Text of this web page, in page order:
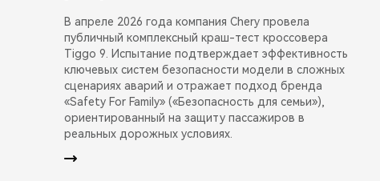
В апреле 2026 года компания Chery провела
публичный комплексный краш-тест кроссовера
Tiggo 9. Испытание подтверждает эффективность
ключевых систем безопасности модели в сложных
сценариях аварий и отражает подход бренда
«Safety For Family» («Безопасность для семьи»),
ориентированный на защиту пассажиров в
реальных дорожных условиях.